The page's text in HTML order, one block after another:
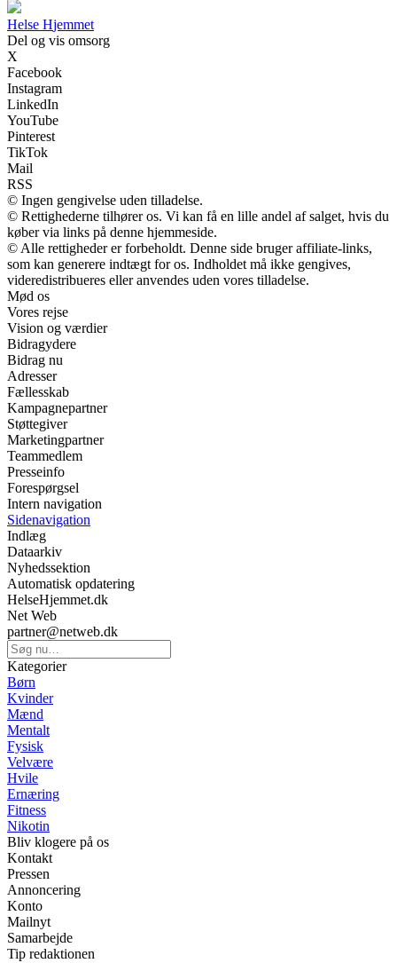
Helse Hjemmet
Del og vis omsorg
X
Facebook
Instagram
LinkedIn
YouTube
Pinterest
TikTok
Mail
RSS
© Ingen gengivelse uden tilladelse.
© Rettighederne tilhører os. Vi kan få en lille andel af salget, hvis du
køber via links på denne hjemmeside.
© Alle rettigheder er forbeholdt. Denne side bruger affiliate-links,
som kan generere indtægt for os. Indholdet må ikke gengives,
videredistribueres eller anvendes uden vores tilladelse.
Mød os
Vores rejse
Vision og værdier
Bidragydere
Bidrag nu
Adresser
Fællesskab
Kampagnepartner
Støttegiver
Marketingpartner
Teammedlem
Presseinfo
Forespørgsel
Intern navigation
Sidenavigation
Indlæg
Dataarkiv
Nyhedssektion
Automatisk opdatering
HelseHjemmet.dk
Net Web
partner@netweb.dk
Kategorier
Børn
Kvinder
Mænd
Mentalt
Fysisk
Velvære
Hvile
Ernæring
Fitness
Nikotin
Bliv klogere på os
Kontakt
Pressen
Annoncering
Konto
Mailnyt
Samarbejde
Tip redaktionen